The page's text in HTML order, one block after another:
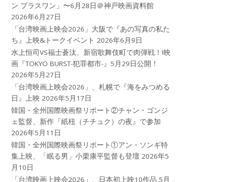
ン プラスワン」〜6月28日＠神戸映画資料館
2026年6月27日
「台湾映画上映会2026」大阪で『あの写真の私た
ち』上映&トークイベント 2026年6月9日
水上恒司VS福士蒼汰、新宿歌舞伎町で肉弾戦！!映
画『TOKYO BURST-犯罪都市-』5月29日公開！
2026年5月27日
「台湾映画上映会2026」、札幌で『海をみつめる
日』上映 2026年5月17日
韓国・全州国際映画祭リポート②チャン・ゴンジ
ェ監督、新作『紙杻（チチュク）の夜』で参加
2026年5月11日
韓国・全州国際映画祭リポート①アン・ソンギ特
集上映、「眠る男」小栗康平監督も登壇 2026年5
月10日
「台湾映画上映会2026」、日本初上映10作品 5月